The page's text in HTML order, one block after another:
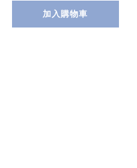
加入購物車